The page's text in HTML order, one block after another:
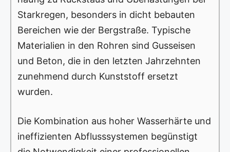
Starkregen, besonders in dicht bebauten
Bereichen wie der Bergstraße. Typische
Materialien in den Rohren sind Gusseisen
und Beton, die in den letzten Jahrzehnten
zunehmend durch Kunststoff ersetzt
wurden.
Die Kombination aus hoher Wasserhärte und
ineffizienten Abflusssystemen begünstigt